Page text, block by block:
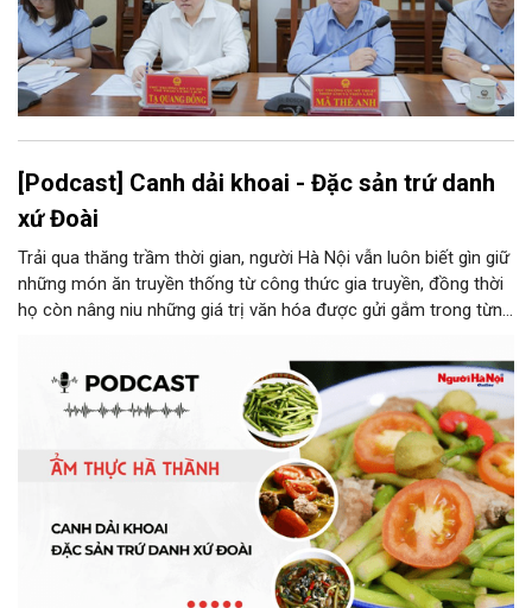
[Podcast] Canh dải khoai - Đặc sản trứ danh
xứ Đoài
Trải qua thăng trầm thời gian, người Hà Nội vẫn luôn biết gìn giữ
những món ăn truyền thống từ công thức gia truyền, đồng thời
họ còn nâng niu những giá trị văn hóa được gửi gắm trong từng
thức. Và canh dải khoai là một món ăn như thế.